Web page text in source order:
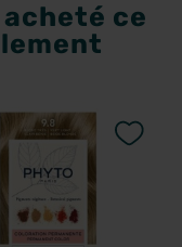
ce